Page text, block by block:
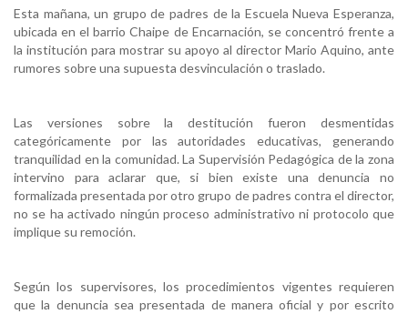
Esta mañana, un grupo de padres de la Escuela Nueva Esperanza,
ubicada en el barrio Chaipe de Encarnación, se concentró frente a
la institución para mostrar su apoyo al director Mario Aquino, ante
rumores sobre una supuesta desvinculación o traslado.
Las versiones sobre la destitución fueron desmentidas
categóricamente por las autoridades educativas, generando
tranquilidad en la comunidad. La Supervisión Pedagógica de la zona
intervino para aclarar que, si bien existe una denuncia no
formalizada presentada por otro grupo de padres contra el director,
no se ha activado ningún proceso administrativo ni protocolo que
implique su remoción.
Según los supervisores, los procedimientos vigentes requieren
que la denuncia sea presentada de manera oficial y por escrito